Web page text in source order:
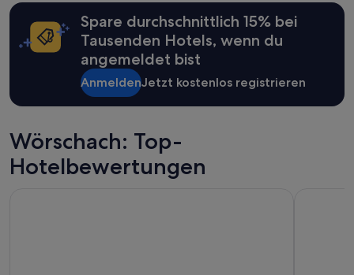
letzten
24 Stunden
einen
1 Übernachtung
von
gefunden
wurde.
Preise
und
Spare durchschnittlich 15% bei
Tausenden Hotels, wenn du
angemeldet bist
AnmeldenJetzt kostenlos registrieren
Wörschach: Top-
Hotelbewertungen